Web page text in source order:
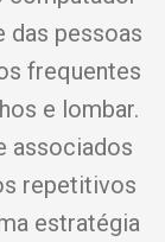
das pessoas
frequentes
e lombar.
associados
repetitivos
estratégia